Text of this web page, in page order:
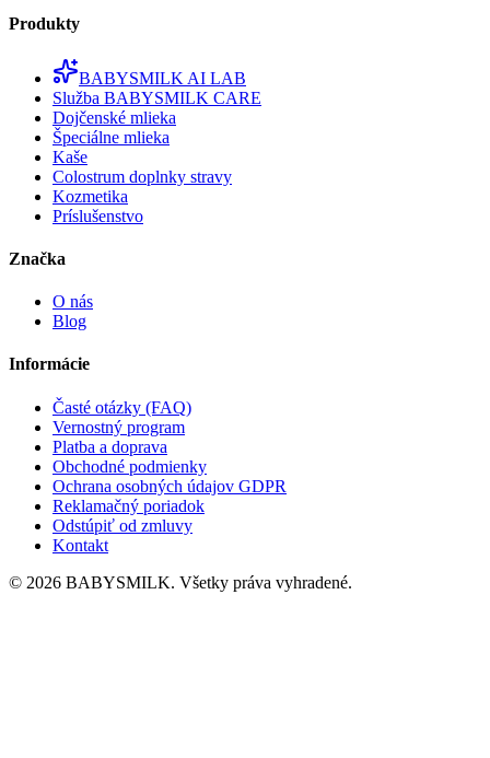
Produkty
BABYSMILK AI LAB
Služba BABYSMILK CARE
Dojčenské mlieka
Špeciálne mlieka
Kaše
Colostrum doplnky stravy
Kozmetika
Príslušenstvo
Značka
O nás
Blog
Informácie
Časté otázky (FAQ)
Vernostný program
Platba a doprava
Obchodné podmienky
Ochrana osobných údajov GDPR
Reklamačný poriadok
Odstúpiť od zmluvy
Kontakt
© 2026 BABYSMILK. Všetky práva vyhradené.